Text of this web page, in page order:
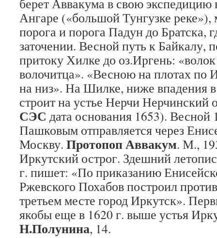
берет Аввакума в свою
Ангаре («большой Тунгузке
порога и порога Падун до Братска,
заточении. Весной путь к Байкалу,
притоку Хилке до оз.Иргень:
волочитца». «Весною на плотах по
на низ». На Шилке, ниже впадения
строит на устье Нерчи Нерчинский
СЭС дата основания 1653). Весной
Пашковым отправляется через
Москву. Протопоп Аввакум. М.,
Иркутский острог. Здешний
г. пишет: «По приказанию
Ржевского Похабов построил
третьем месте город Иркутск».
якобы еще в 1620 г. выше устья
Н.Полунина, 14.